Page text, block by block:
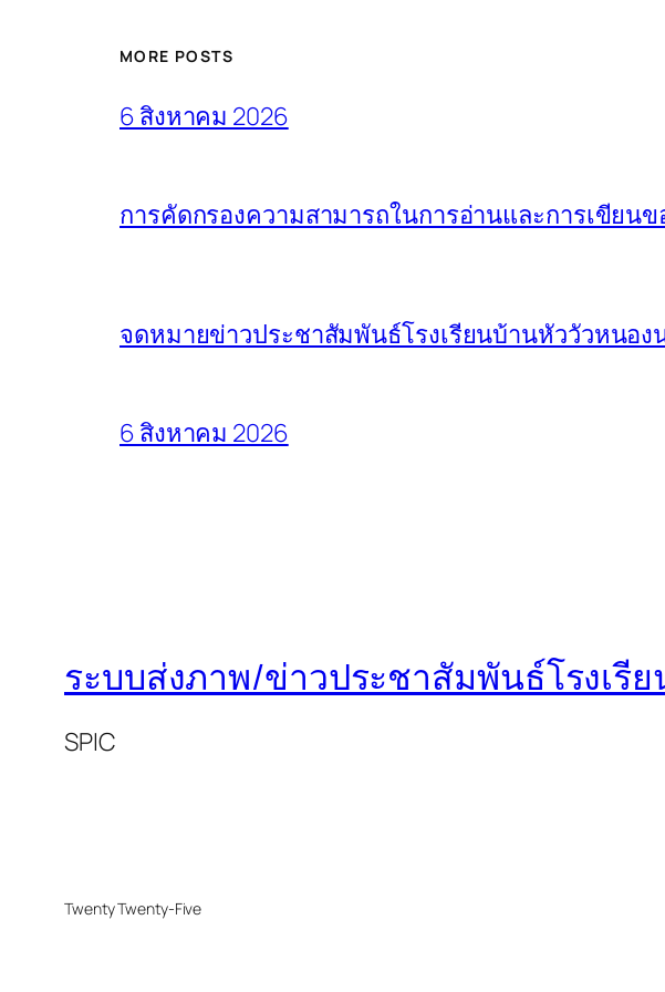
MORE POSTS
6 สิงหาคม 2026
การคัดกรองความสามารถในการอ่านและการเขียน
จดหมายข่าวประชาสัมพันธ์โรงเรียนบ้านหัววัวหนอง
6 สิงหาคม 2026
ระบบส่งภาพ/ข่าวประชาสัมพันธ์โรงเรีย
SPIC
Twenty Twenty-Five